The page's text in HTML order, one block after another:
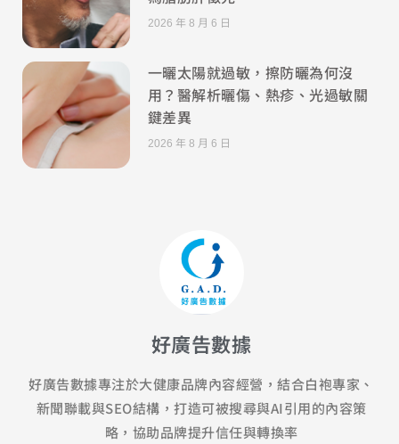
2026 年 8 月 6 日
一曬太陽就過敏，擦防曬為何沒
用？醫解析曬傷、熱疹、光過敏關
鍵差異
2026 年 8 月 6 日
好廣告數據
好廣告數據專注於大健康品牌內容經營，結合白袍專家、
新聞聯載與SEO結構，打造可被搜尋與AI引用的內容策
略，協助品牌提升信任與轉換率